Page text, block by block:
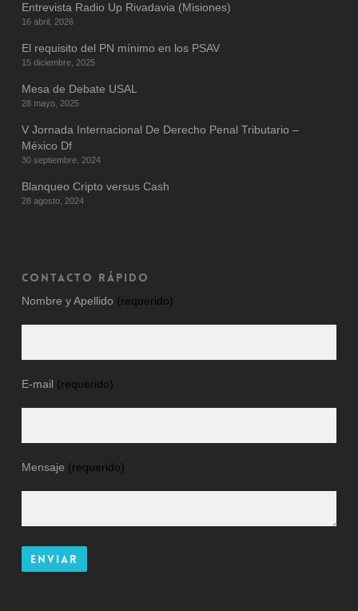
Entrevista Radio Up Rivadavia (Misiones)
16 abril, 2026
El requisito del PN mínimo en los PSAV
15 diciembre, 2025
Mesa de Debate USAL
28 mayo, 2025
V Jornada Internacional De Derecho Penal Tributario –
México Df
30 septiembre, 2024
Blanqueo Cripto versus Cash
28 agosto, 2024
CONTACTO RÁPIDO
Nombre y Apellido (requerido)
E-mail (requerido)
Mensaje (requerido)